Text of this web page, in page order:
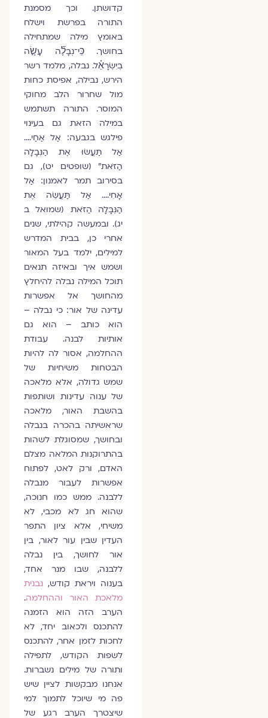
קדושתן. וכך מסמנת
התורה בפרשת וישלח
באומץ מילה שמתחילה
בחושך. כִּֽי־נְבָלָ֞ה עָשָׂ֣ה
בְיִשְׂרָאֵ֗ל. נבלה, מלמד רשר
הירש, נבילה, אפיסת כחות
מול שחרור הלב מחוקי
המוסר. התורה תשתמש
במילה הזאת גם בעינוי
פילגש בגבעה: אַל אַחַי….
אַל תַּעֲשׂוּ אֶת הַנְּבָלָה
הַזֹּאת" (שופטים יט), גם
בסירוב תמר לאמנון: אַל
אָחִי…. אַל תַּעֲשֵׂה אֶת
הַנְּבָלָה הַזֹּאת (שמואל ב
יג). ובמעשה קהילתי, שנים
אחרי כן, בבית המדרש
למילים, ילמד בעל המאור
ושמש איך ובאיזה תנאים
תוכל המילה נבלה להיחלץ
מהחושך אל אפשרות
עדינה של אור: כי נבלה –
הוא כותב – הוא גם
אותיות לבנה. עבודת
ההחלמה, אסור לה להיות
הבטחות משיחיות של
שמש גדולה, אלא מלאכה
של ענוה עדינות ושותפות
בהשבת האור, מלאכה
שראשיתה בהכרה בנבלה
ובחושך, שמסוגלת לשהות
בהתרוקנות המלאה מצלם
האדם, ורק לאט, לפתוח
אפשרות לעבור מנבלה
ללבנה. ממש כמו חנוכה,
שהוא חג לא מכבי, לא
משיחי, אלא ציון התפר
העדין שבין עור לאור, בין
אור לחושך, בין נבלה
ללבנה, שבו מנר אחד,
בענוה ויראת קודש,נבנית
מלאכת האור וההחלמה.
הערב הזה הוא הזמנה
להתכנס ולכאוב יחד, לא
לחכות לזמן אחר, להתכנס
לשפות הקודש, לתפילה
ותורה של מילים נשברות.
אנחנו מבקשות לציין שיש
פה מי שיוכל לתמוך למי
שיצטרך הערב רגע של